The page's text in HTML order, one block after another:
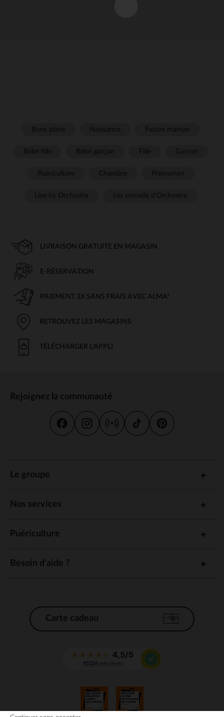
LIVRAISON GRATUITE EN MAGASIN
E-RÉSERVATION
PAIEMENT 3X SANS FRAIS AVEC ALMA*
RETROUVEZ LES MAGASINS
TÉLÉCHARGER L'APPLI
Rejoignez la communauté
Le groupe
Nos services
Puériculture
Besoin d'aide ?
Carte cadeau